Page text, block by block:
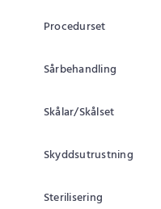
Procedurset
Sårbehandling
Skålar/Skålset
Skyddsutrustning
Sterilisering